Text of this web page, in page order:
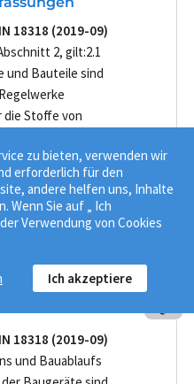
18318 (2019-09)
2, gilt:2.1
und Bauteile sind
die Stoffe von
-
18318 (2019-09)
und Bauablaufs
zu bieten, verwenden wir
erforderlich für den
andere helfen uns, Inhalte
Wenn Sie auf „ Ich
Verwendung von Cookies
Ich akzeptiere